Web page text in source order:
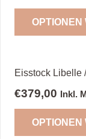
OPTIONEN
Eisstock Libelle
€379,00 Inkl.
OPTIONEN